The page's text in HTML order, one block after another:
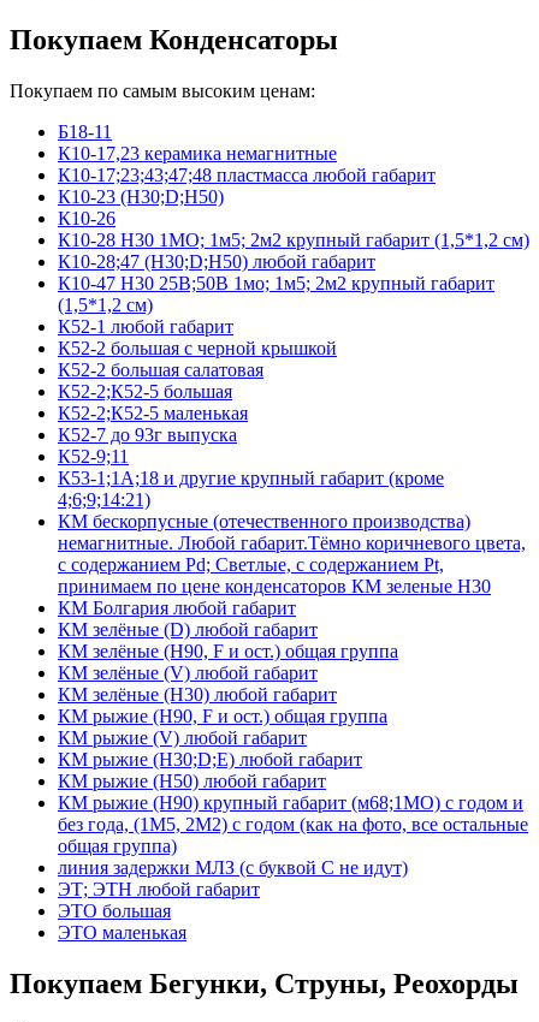
Покупаем Конденсаторы
Покупаем по самым высоким ценам:
Б18-11
К10-17,23 керамика немагнитные
К10-17;23;43;47;48 пластмасса любой габарит
К10-23 (Н30;D;Н50)
К10-26
К10-28 Н30 1МО; 1м5; 2м2 крупный габарит (1,5*1,2 см)
К10-28;47 (Н30;D;Н50) любой габарит
К10-47 Н30 25В;50В 1мо; 1м5; 2м2 крупный габарит
(1,5*1,2 см)
К52-1 любой габарит
К52-2 большая с черной крышкой
К52-2 большая салатовая
К52-2;К52-5 большая
К52-2;К52-5 маленькая
К52-7 до 93г выпуска
К52-9;11
К53-1;1А;18 и другие крупный габарит (кроме
4;6;9;14:21)
КМ бескорпусные (отечественного производства)
немагнитные. Любой габарит.Тёмно коричневого цвета,
с содержанием Pd; Светлые, с содержанием Pt,
принимаем по цене конденсаторов КМ зеленые Н30
КМ Болгария любой габарит
КМ зелёные (D) любой габарит
КМ зелёные (H90, F и ост.) общая группа
КМ зелёные (V) любой габарит
КМ зелёные (Н30) любой габарит
КМ рыжие (H90, F и ост.) общая группа
КМ рыжие (V) любой габарит
КМ рыжие (Н30;D;E) любой габарит
КМ рыжие (Н50) любой габарит
КМ рыжие (Н90) крупный габарит (м68;1МО) с годом и
без года, (1М5, 2М2) с годом (как на фото, все остальные
общая группа)
линия задержки МЛЗ (с буквой С не идут)
ЭТ; ЭТН любой габарит
ЭТО большая
ЭТО маленькая
Покупаем Бегунки, Струны, Реохорды